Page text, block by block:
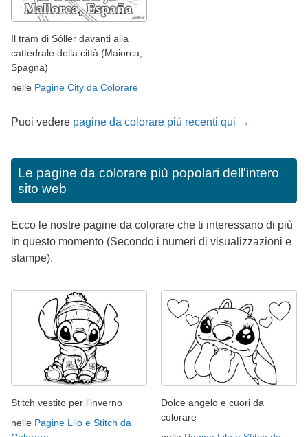
Il tram di Sóller davanti alla
cattedrale della città (Maiorca,
Spagna)
nelle Pagine City da Colorare
Puoi vedere pagine da colorare più recenti qui →
Le pagine da colorare più popolari dell'intero
sito web
Ecco le nostre pagine da colorare che ti interessano di più
in questo momento (Secondo i numeri di visualizzazioni e
stampe).
Stitch vestito per l'inverno
nelle Pagine Lilo e Stitch da
Dolce angelo e cuori da
colorare